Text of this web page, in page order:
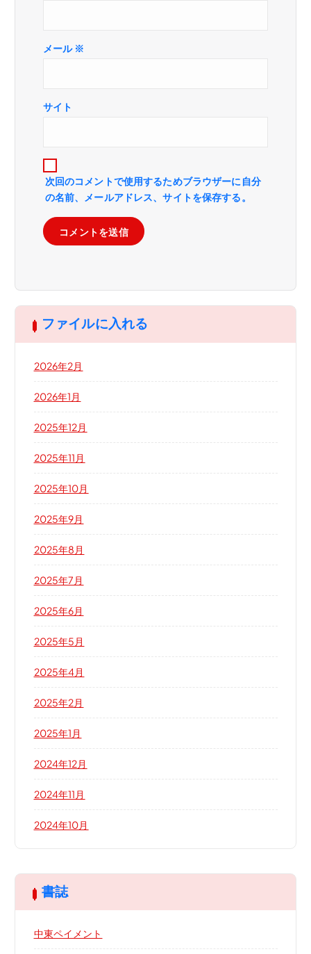
メール ※
サイト
次回のコメントで使用するためブラウザーに自分
の名前、メールアドレス、サイトを保存する。
ファイルに入れる
2026年2月
2026年1月
2025年12月
2025年11月
2025年10月
2025年9月
2025年8月
2025年7月
2025年6月
2025年5月
2025年4月
2025年2月
2025年1月
2024年12月
2024年11月
2024年10月
書誌
中東ペイメント